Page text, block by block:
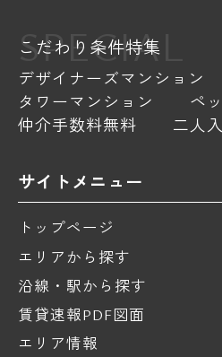
SPECIAL
こだわり条件特集
デザイナーズマンション
タワーマンション
ペ
仲介手数料無料
二人
サイトメニュー
トップページ
エリアから探す
沿線・駅から探す
賃貸速報PDF図面
エリア情報